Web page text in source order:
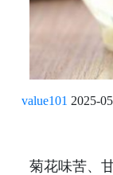
value101 2025-
菊花味苦、